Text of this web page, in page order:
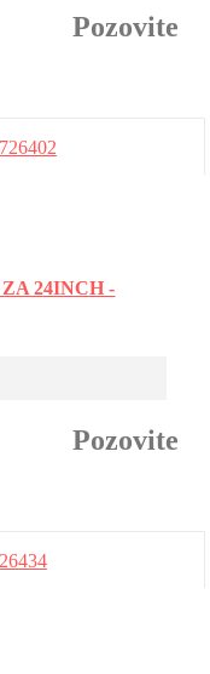
Pozovite
24INCH -
Pozovite